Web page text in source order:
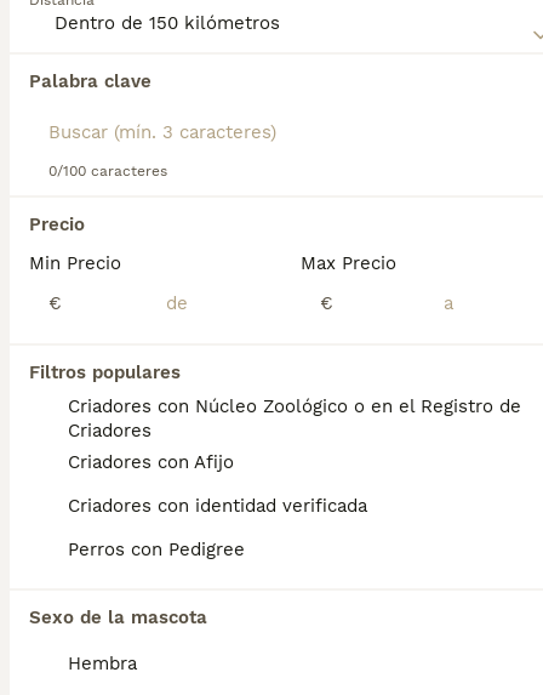
Palabra clave
0/100 caracteres
Precio
Min Precio
€
Max Precio
€
Filtros populares
Criadores con Núcleo Zoológico o en el Registro de
Criadores
Criadores con Afijo
Criadores con identidad verificada
Perros con Pedigree
Sexo de la mascota
Hembra
Perro de Pastor Inglés - Bobtail
Encontramos 0 Perro Bobtail Perros para
Si deseas exactamente esta búsqueda guarda tu
búsqueda y espera el resultado perfecto:
Preguntas frecuentes
¿Cómo es el perro viejo
pastor inglés Bobtail?
El Bobtail o antiguo pastor inglés es
ampliamente reconocido por su pelaje largo
y lanoso que recubre su gordito cuerpo.
Parece que tiene los ojos completamente
presentar cualquier tonalidad de gris o azul